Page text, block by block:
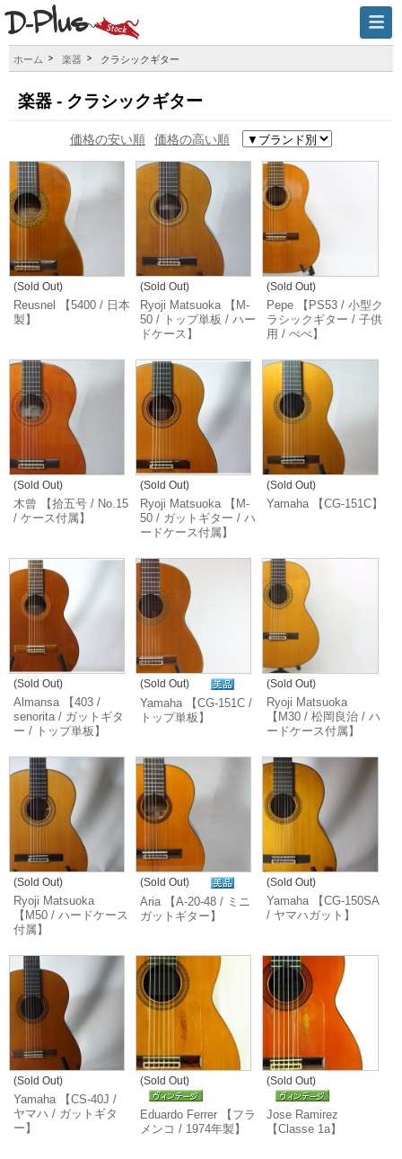
ホーム 楽器 クラシックギター
楽器 - クラシックギター
価格の安い順 価格の高い順
(Sold Out)
Reusnel 【5400 / 日本
製】
(Sold Out)
Ryoji Matsuoka 【M-
50 / トップ単板 / ハー
ドケース】
(Sold Out)
Pepe 【PS53 / 小型ク
ラシックギター / 子供
用 / ぺぺ】
(Sold Out)
木曾 【拾五号 / No.15
/ ケース付属】
(Sold Out)
Ryoji Matsuoka 【M-
50 / ガットギター / ハ
ードケース付属】
(Sold Out)
Yamaha 【CG-151C】
(Sold Out)
Almansa 【403 /
senorita / ガットギタ
ー / トップ単板】
(Sold Out)
Yamaha 【CG-151C /
トップ単板】
(Sold Out)
Ryoji Matsuoka
【M30 / 松岡良治 / ハ
ードケース付属】
(Sold Out)
Ryoji Matsuoka
【M50 / ハードケース
付属】
(Sold Out)
Aria 【A-20-48 / ミニ
ガットギター】
(Sold Out)
Yamaha 【CG-150SA
/ ヤマハガット】
(Sold Out)
Yamaha 【CS-40J /
ヤマハ / ガットギタ
ー】
(Sold Out)
Eduardo Ferrer 【フラ
メンコ / 1974年製】
(Sold Out)
Jose Ramirez
【Classe 1a】